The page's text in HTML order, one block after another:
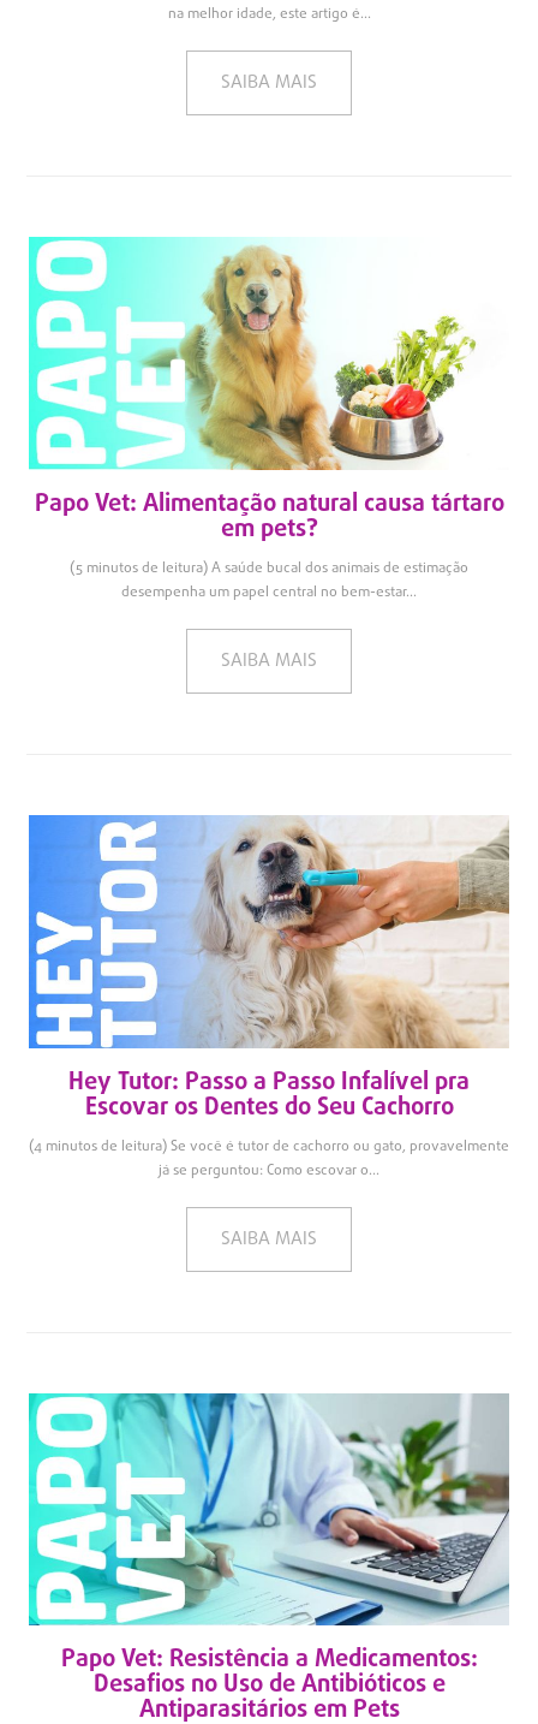
na melhor idade, este artigo é...
SAIBA MAIS
Papo Vet: Alimentação natural causa tártaro
em pets?
(5 minutos de leitura) A saúde bucal dos animais de estimação
desempenha um papel central no bem-estar...
SAIBA MAIS
Hey Tutor: Passo a Passo Infalível pra
Escovar os Dentes do Seu Cachorro
(4 minutos de leitura) Se você é tutor de cachorro ou gato, provavelmente
já se perguntou: Como escovar o...
SAIBA MAIS
Papo Vet: Resistência a Medicamentos:
Desafios no Uso de Antibióticos e
Antiparasitários em Pets